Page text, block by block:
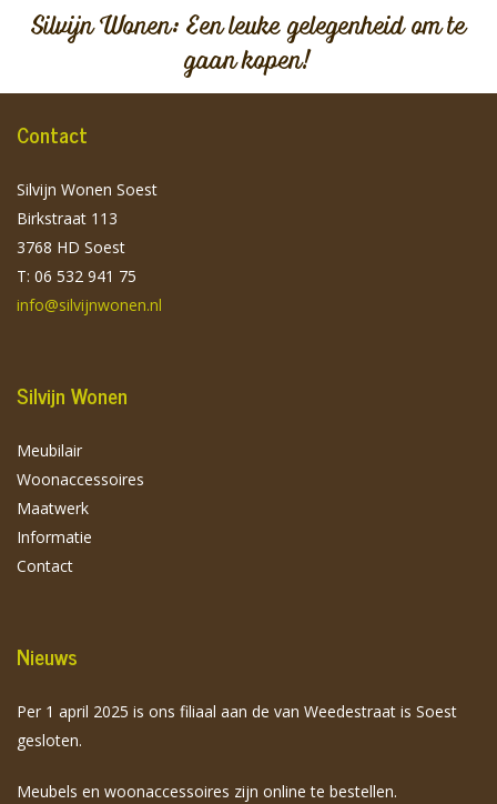
Silvijn Wonen: Een leuke gelegenheid om te
gaan kopen!
Contact
Silvijn Wonen Soest
Birkstraat 113
3768 HD Soest
T: 06 532 941 75
info@silvijnwonen.nl
Silvijn Wonen
Meubilair
Woonaccessoires
Maatwerk
Informatie
Contact
Nieuws
Per 1 april 2025 is ons filiaal aan de van Weedestraat is Soest
gesloten.
Meubels en woonaccessoires zijn online te bestellen.